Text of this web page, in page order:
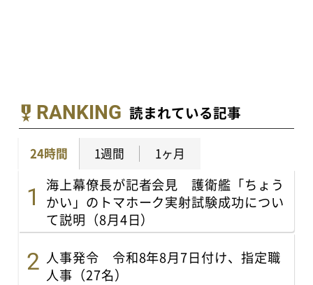
RANKING 読まれている記事
24時間 1週間 1ヶ月
海上幕僚長が記者会見 護衛艦「ちょう
かい」のトマホーク実射試験成功につい
て説明（8月4日）
人事発令 令和8年8月7日付け、指定職
人事（27名）